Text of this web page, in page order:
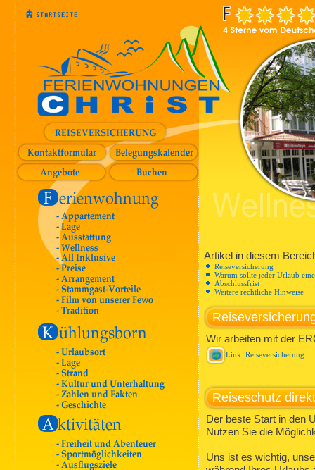
Artikel in diesem
Reiseversicherung
Warum sollte jeder Urlaub
Abschlussfrist
Weitere rechtliche Hinweise
Wir arbeiten mit der
Link: Reiseversicherung
Reiseschutz
Der beste Start in den
Nutzen Sie die
Uns ist es wichtig,